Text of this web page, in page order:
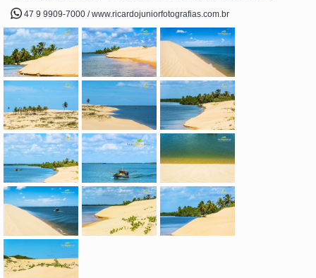
47 9 9909-7000 / www.ricardojuniorfotografias.com.br